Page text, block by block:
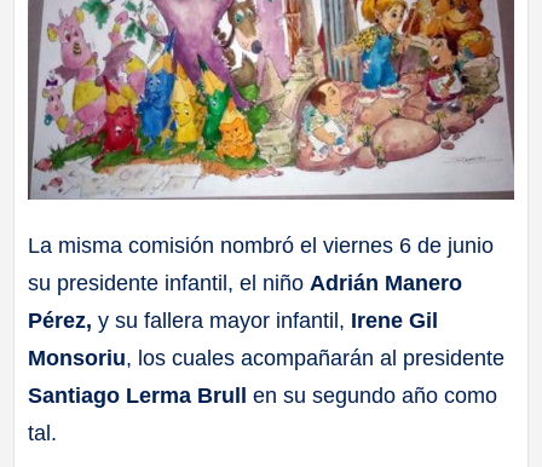
La misma comisión nombró el viernes 6 de junio
su presidente infantil, el niño Adrián Manero
Pérez, y su fallera mayor infantil, Irene Gil
Monsoriu, los cuales acompañarán al presidente
Santiago Lerma Brull en su segundo año como
tal.